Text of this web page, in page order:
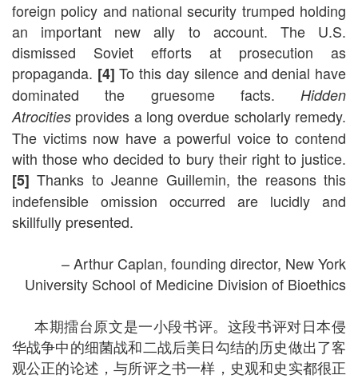
foreign policy and national security trumped holding
an important new ally to account. The U.S.
dismissed Soviet efforts at prosecution as
propaganda. [4] To this day silence and denial have
dominated the gruesome facts.Hidden
Atrocities provides a long overdue scholarly remedy.
The victims now have a powerful voice to contend
with those who decided to bury their right to justice.
[5] Thanks to Jeanne Guillemin, the reasons this
indefensible omission occurred are lucidly and
skillfully presented.
– Arthur Caplan, founding director, New York
University School of Medicine Division of Bioethics
本期擂台原文是一小段书评。这段书评对日本侵
华战争中的细菌战和二战后美日勾结的历史做出了客
观公正的论述，与所评之书一样，史观和史实都很正